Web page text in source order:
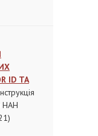
ID ТА
НАН